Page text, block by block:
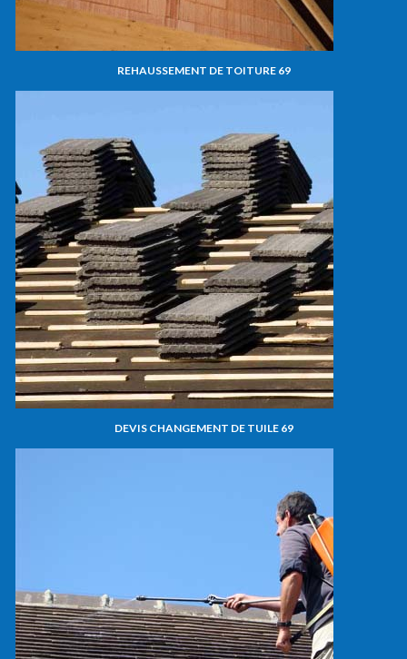
REHAUSSEMENT DE TOITURE 69
DEVIS CHANGEMENT DE TUILE 69